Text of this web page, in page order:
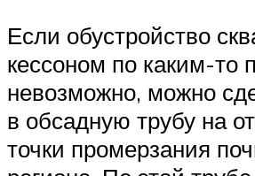
Если обустройство
кессоном по каким-то
невозможно, можно
в обсадную трубу на
точки промерзания